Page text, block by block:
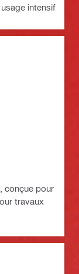
intensif
conçue pour
travaux